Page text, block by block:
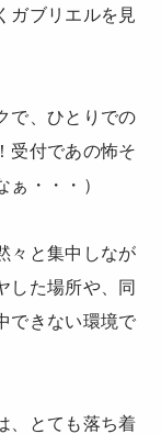
ガブリエルを見
で、ひとりでの
受付であの怖そ
・・・）
々と集中しなが
した場所や、同
できない環境で
、とても落ち着